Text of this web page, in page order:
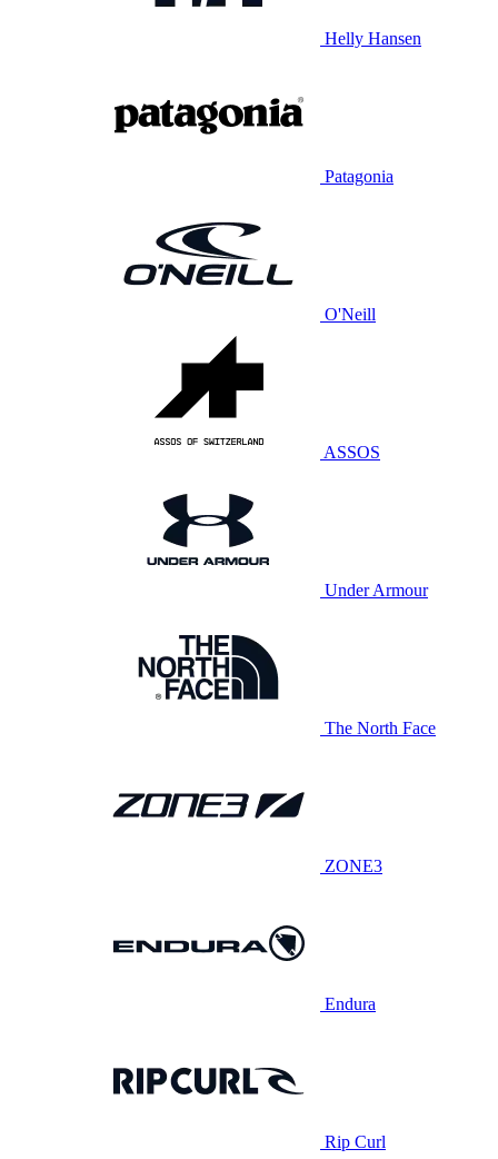
Helly Hansen
Patagonia
O'Neill
ASSOS
Under Armour
The North Face
ZONE3
Endura
Rip Curl